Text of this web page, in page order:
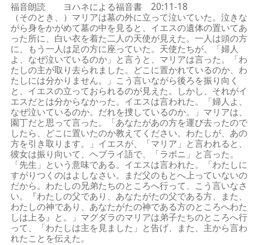
福音朗読 ヨハネによる福音書 20:11-18
（そのとき、）マリアは墓の外に立って泣いていた。泣きな
がら身をかがめて墓の中を見ると、イエスの遺体の置いてあ
った所に、白い衣を着た二人の天使が見えた。一人は頭の方
に、もう一人は足の方に座っていた。天使たちが、「婦人
よ、なぜ泣いているのか」と言うと、マリアは言った。「わ
たしの主が取り去られました。どこに置かれているのか、わ
たしには分かりません。」こう言いながら後ろを振り向く
と、イエスの立っておられるのが見えた。しかし、それがイ
エスだとは分からなかった。イエスは言われた。「婦人よ、
なぜ泣いているのか。だれを捜しているのか。」マリアは、
園丁だと思って言った。「あなたがあの方を運び去ったので
したら、どこに置いたのか教えてください。わたしが、あの
方を引き取ります。」イエスが、「マリア」と言われると、
彼女は振り向いて、ヘブライ語で、「ラボニ」と言った。
「先生」という意味である。イエスは言われた。「わたしに
すがりつくのはよしなさい。まだ父のもとへ上っていないの
だから。わたしの兄弟たちのところへ行って、こう言いなさ
い。『わたしの父であり、あなたがたの父である方、また、
わたしの神であり、あなたがたの神である方のところへわた
しは上る』と。」マグダラのマリアは弟子たちのところへ行
って、「わたしは主を見ました」と告げ、また、主から言わ
れたことを伝えた。